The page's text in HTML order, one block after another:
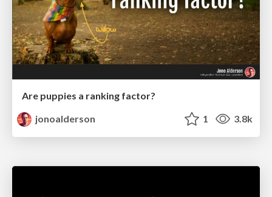
Are puppies a ranking factor?
jonoalderson
1 3.8k